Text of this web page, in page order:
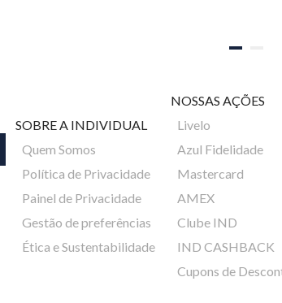
SOBRE A INDIVIDUAL
Quem Somos
Política de Privacidade
Painel de Privacidade
Gestão de preferências
Ética e Sustentabilidade
NOSSAS AÇÕES
Livelo
Azul Fidelidade
Mastercard
AMEX
Clube IND
IND CASHBACK
Cupons de